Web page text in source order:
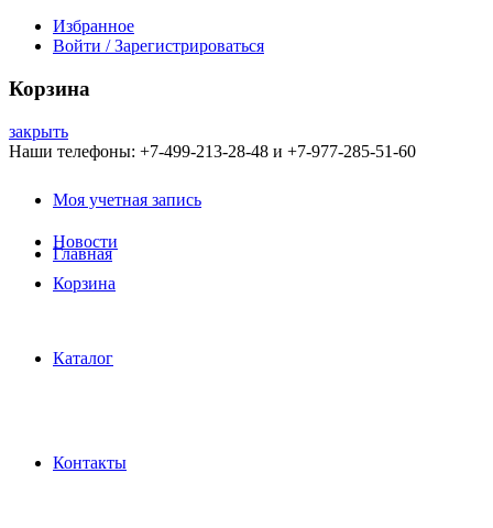
Избранное
Войти / Зарегистрироваться
Корзина
закрыть
Наши телефоны: +7-499-213-28-48 и +7-977-285-51-60
Моя учетная запись
Новости
Корзина
Главная
Каталог
Контакты